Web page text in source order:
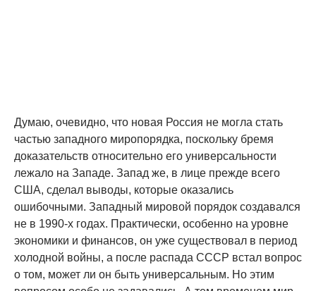
Думаю, очевидно, что новая Россия не могла стать
частью западного миропорядка, поскольку бремя
доказательств относительно его универсальности
лежало на Западе. Запад же, в лице прежде всего
США, сделал выводы, которые оказались
ошибочными. Западный мировой порядок создавался
не в 1990-х годах. Практически, особенно на уровне
экономики и финансов, он уже существовал в период
холодной войны, а после распада СССР встал вопрос
о том, может ли он быть универсальным. Но этим